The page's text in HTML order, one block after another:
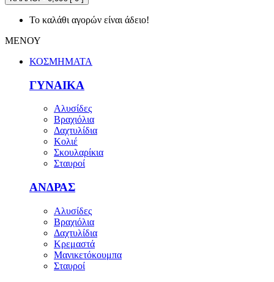
Το καλάθι αγορών είναι άδειο!
ΜΕΝΟΥ
ΚΟΣΜΗΜΑΤΑ
ΓΥΝΑΙΚΑ
Αλυσίδες
Βραχιόλια
Δαχτυλίδια
Κολιέ
Σκουλαρίκια
Σταυροί
ΑΝΔΡΑΣ
Αλυσίδες
Βραχιόλια
Δαχτυλίδια
Κρεμαστά
Μανικετόκουμπα
Σταυροί